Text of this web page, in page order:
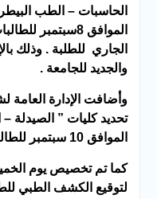
الحاسبات – الطب
الجاري للطلبة . وذلك
والجديد للجامعة .
وأضافت الإدارة العامة
تحديد كليات ” الصيدلة –
الموافق 10 سبتمبر للطالبات و11 سبتمبر للطلبة .
لتوقيع الكشف الطبي